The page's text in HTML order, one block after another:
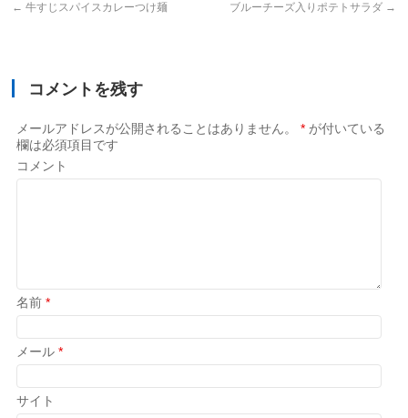
← 牛すじスパイスカレーつけ麺 ブルーチーズ入りポテトサラダ →
コメントを残す
メールアドレスが公開されることはありません。 * が付いている
欄は必須項目です
コメント
名前*
メール*
サイト